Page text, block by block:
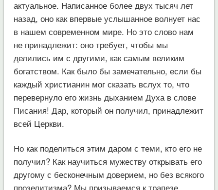
актуальное. Написанное более двух тысяч лет
назад, оно как впервые услышанное волнует нас
в нашем современном мире. Но это слово нам
не принадлежит: оно требует, чтобы мы
делились им с другими, как самым великим
богатством. Как было бы замечательно, если бы
каждый христианин мог сказать вслух то, что
перевернуло его жизнь дыханием Духа в слове
Писания! Дар, который он получил, принадлежит
всей Церкви.
Но как поделиться этим даром с теми, кто его не
получил? Как научиться мужеству открывать его
другому с бесконечным доверием, но без всякого
прозелитизма? Мы призываемся к трапезе